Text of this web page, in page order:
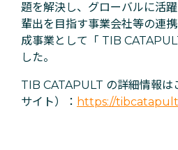
題を解決し、グローバルに活
輩出を目指す事業会社等の連
成事業として「 TIB
した。
TIB CATAPULT の詳細情報は
サイト）： https://